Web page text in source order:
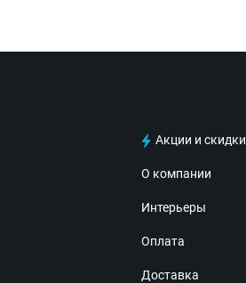
Акции и скидки
О компании
Интерьеры
Оплата
Доставка